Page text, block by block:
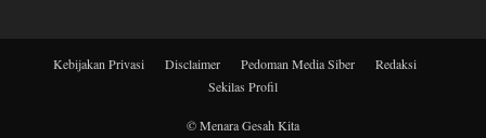
Kebijakan Privasi Disclaimer Pedoman Media Siber
Redaksi
Sekilas Profil
© Menara Gesah Kita